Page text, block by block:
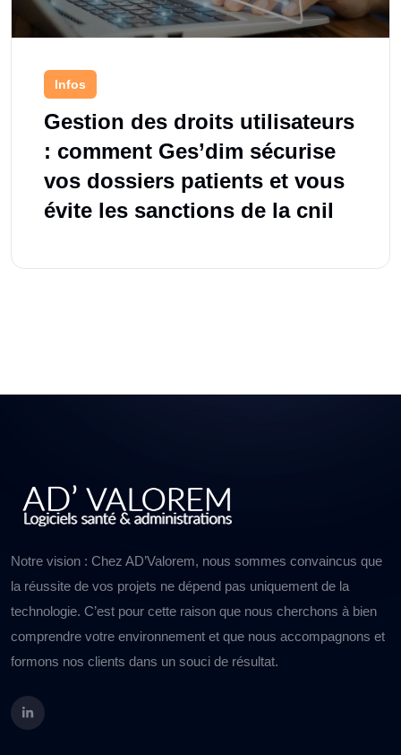
Infos
Gestion des droits utilisateurs
: comment Ges’dim sécurise
vos dossiers patients et vous
évite les sanctions de la cnil
Notre vision : Chez AD’Valorem, nous sommes convaincus que
la réussite de vos projets ne dépend pas uniquement de la
technologie. C’est pour cette raison que nous cherchons à bien
comprendre votre environnement et que nous accompagnons et
formons nos clients dans un souci de résultat.